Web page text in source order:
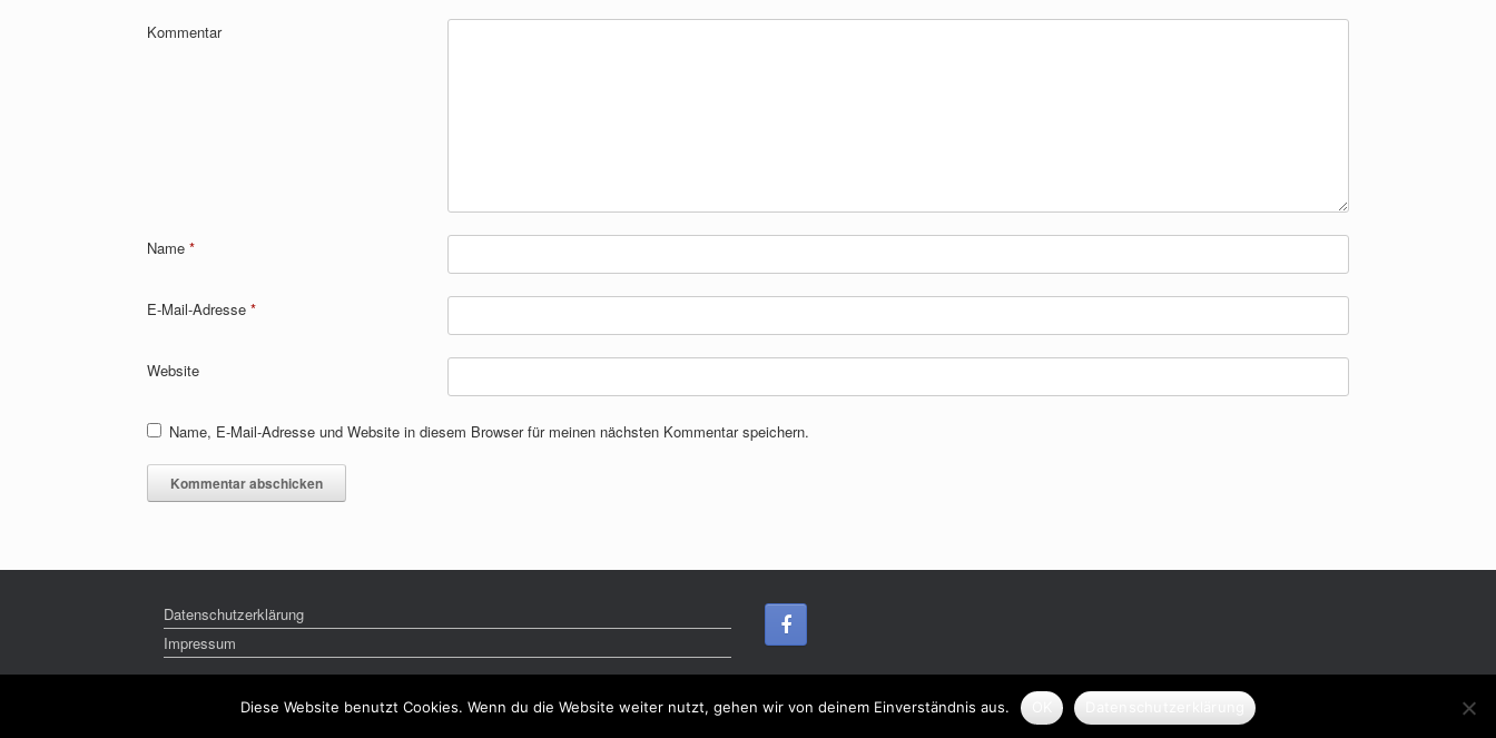
Kommentar
Name *
E-Mail-Adresse *
Website
Name, E-Mail-Adresse und Website in diesem Browser für meinen nächsten Kommentar speichern.
Datenschutzerklärung
Impressum
Ein Theme von SiteOrigin
Diese Website benutzt Cookies. Wenn du die Website weiter nutzt, gehen wir von deinem Einverständnis aus.